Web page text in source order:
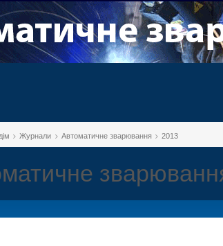
Журнали Автоматичне зварювання 2013